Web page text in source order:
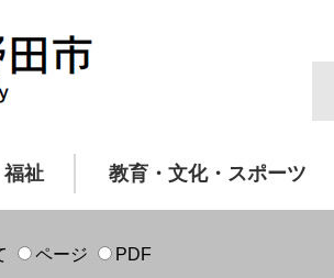
福祉 教育・文化・スポーツ
ページ PDF